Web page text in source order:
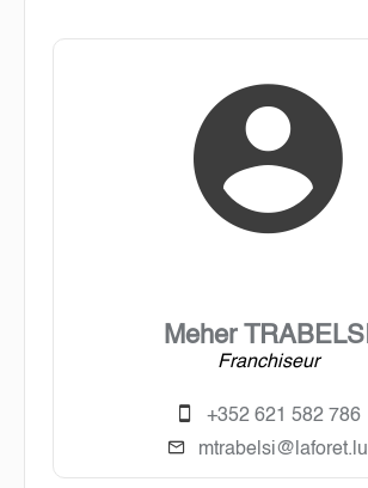
Meher TRABELSI
Franchiseur
+352 621 582 786
mtrabelsi@laforet.lu